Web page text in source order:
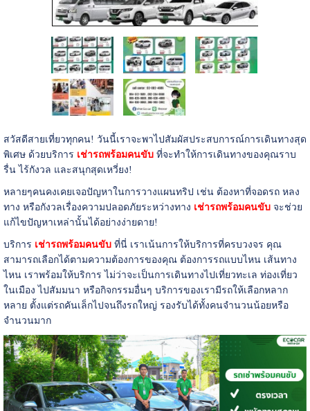
สวัสดีสายเที่ยวทุกคน! วันนี้เราจะพาไปสัมผัสประสบการณ์การเดินทางสุด
พิเศษ ด้วยบริการ เช่ารถพร้อมคนขับที่จะทำให้การเดินทางของคุณราบ
รื่น ไร้กังวล และสนุกสุดเหวี่ยง!
หลายๆคนคงเคยเจอปัญหาในการวางแผนทริป เช่น ต้องหาที่จอดรถ หลง
ทาง หรือกังวลเรื่องความปลอดภัยระหว่างทาง เช่ารถพร้อมคนขับจะช่วย
แก้ไขปัญหาเหล่านั้นได้อย่างง่ายดาย!
บริการ เช่ารถพร้อมคนขับที่นี่ เราเน้นการให้บริการที่ครบวงจร คุณ
สามารถเลือกได้ตามความต้องการของคุณ ต้องการรถแบบไหน เส้นทาง
ไหน เราพร้อมให้บริการ ไม่ว่าจะเป็นการเดินทางไปเที่ยวทะเล ท่องเที่ยว
ในเมือง ไปสัมมนา หรือกิจกรรมอื่นๆ บริการของเรามีรถให้เลือกหลาก
หลาย ตั้งแต่รถคันเล็กไปจนถึงรถใหญ่ รองรับได้ทั้งคนจำนวนน้อยหรือ
จำนวนมาก